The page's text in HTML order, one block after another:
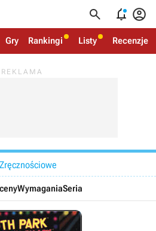
  
Gry Rankingi Listy Recenzje
Zręcznościowe
WymaganiaSeria